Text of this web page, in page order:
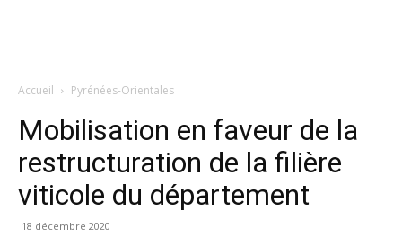
Accueil Pyrénées-Orientales
Mobilisation en faveur de la
restructuration de la filière
viticole du département
18 décembre 2020